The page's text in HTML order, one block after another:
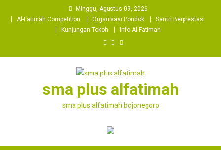
Minggu, Agustus 09, 2026
Al-Fatimah Competition
Organisasi Pondok
Santri Berprestasi
Kunjungan Tokoh
Info Al-Fatimah
sma plus alfatimah
sma plus alfatimah bojonegoro